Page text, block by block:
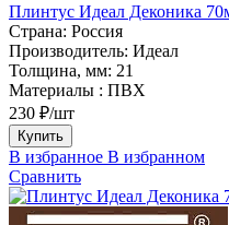
Плинтус Идеал Деконика
Страна: Россия
Производитель: Идеал
Толщина, мм: 21
Материалы : ПВХ
230 ₽/шт
Купить
В избранное В избранном
Сравнить